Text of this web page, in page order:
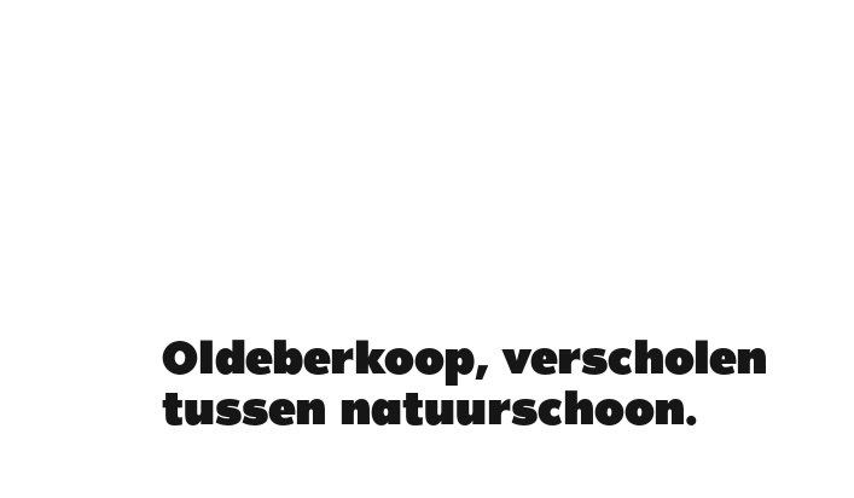
Oldeberkoop, verscholen
tussen natuurschoon.